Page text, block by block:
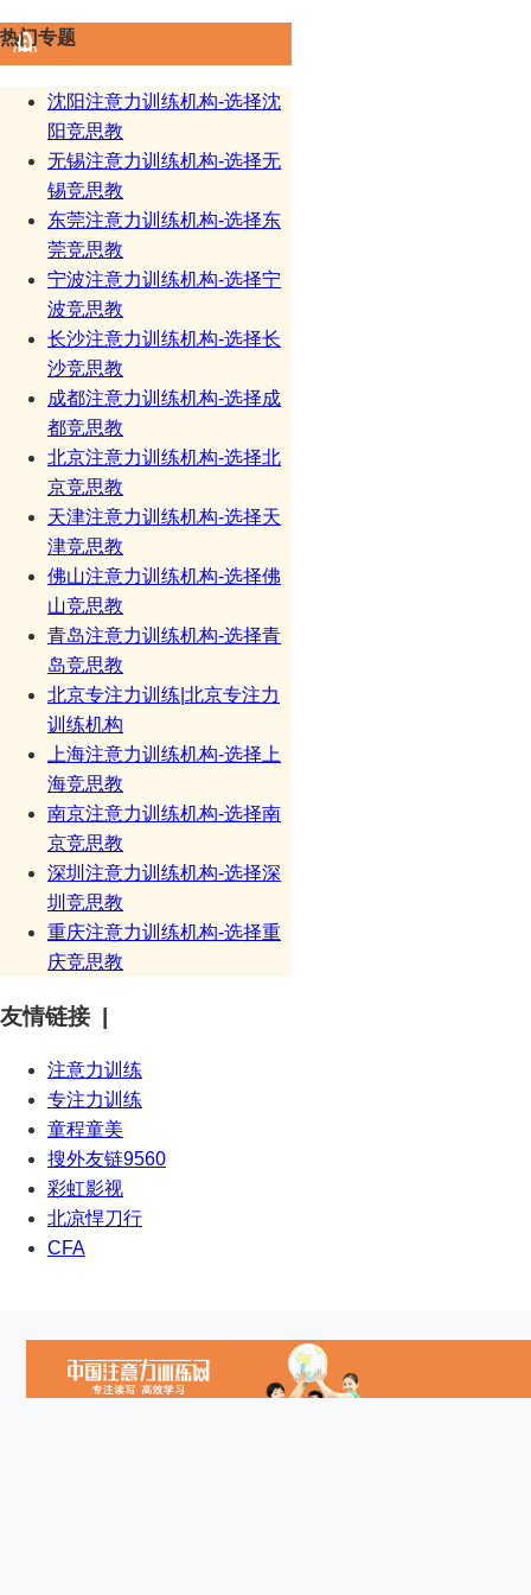
热门专题
沈阳注意力训练机构-选择沈
阳竞思教
无锡注意力训练机构-选择无
锡竞思教
东莞注意力训练机构-选择东
莞竞思教
宁波注意力训练机构-选择宁
波竞思教
长沙注意力训练机构-选择长
沙竞思教
成都注意力训练机构-选择成
都竞思教
北京注意力训练机构-选择北
京竞思教
天津注意力训练机构-选择天
津竞思教
佛山注意力训练机构-选择佛
山竞思教
青岛注意力训练机构-选择青
岛竞思教
北京专注力训练|北京专注力
训练机构
上海注意力训练机构-选择上
海竞思教
南京注意力训练机构-选择南
京竞思教
深圳注意力训练机构-选择深
圳竞思教
重庆注意力训练机构-选择重
庆竞思教
友情链接 |
注意力训练
专注力训练
童程童美
搜外友链9560
彩虹影视
北凉悍刀行
CFA